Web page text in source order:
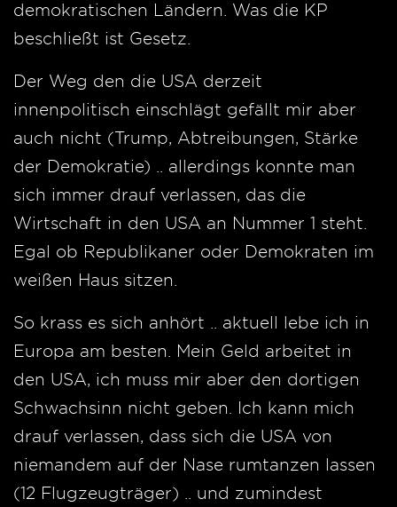
demokratischen Ländern. Was die KP
beschließt ist Gesetz.
Der Weg den die USA derzeit
innenpolitisch einschlägt gefällt mir aber
auch nicht (Trump, Abtreibungen, Stärke
der Demokratie) .. allerdings konnte man
sich immer drauf verlassen, das die
Wirtschaft in den USA an Nummer 1 steht.
Egal ob Republikaner oder Demokraten im
weißen Haus sitzen.
So krass es sich anhört .. aktuell lebe ich in
Europa am besten. Mein Geld arbeitet in
den USA, ich muss mir aber den dortigen
Schwachsinn nicht geben. Ich kann mich
drauf verlassen, dass sich die USA von
niemandem auf der Nase rumtanzen lassen
(12 Flugzeugträger) .. und zumindest